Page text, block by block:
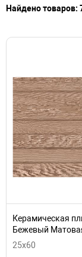
Найдено товаров:
Керамическая
Бежевый
25x60